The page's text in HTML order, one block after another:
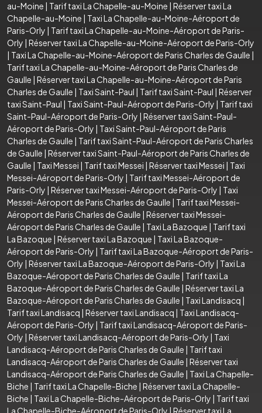
au-Moine | Tarif taxi La Chapelle-au-Moine | Réserver taxi La
Chapelle-au-Moine | Taxi La Chapelle-au-Moine-Aéroport de
Paris-Orly | Tarif taxi La Chapelle-au-Moine-Aéroport de Paris-
Orly | Réserver taxi La Chapelle-au-Moine-Aéroport de Paris-Orly
| Taxi La Chapelle-au-Moine-Aéroport de Paris Charles de Gaulle |
Tarif taxi La Chapelle-au-Moine-Aéroport de Paris Charles de
Gaulle | Réserver taxi La Chapelle-au-Moine-Aéroport de Paris
Charles de Gaulle | Taxi Saint-Paul | Tarif taxi Saint-Paul | Réserver
taxi Saint-Paul | Taxi Saint-Paul-Aéroport de Paris-Orly | Tarif taxi
Saint-Paul-Aéroport de Paris-Orly | Réserver taxi Saint-Paul-
Aéroport de Paris-Orly | Taxi Saint-Paul-Aéroport de Paris
Charles de Gaulle | Tarif taxi Saint-Paul-Aéroport de Paris Charles
de Gaulle | Réserver taxi Saint-Paul-Aéroport de Paris Charles de
Gaulle | Taxi Messei | Tarif taxi Messei | Réserver taxi Messei | Taxi
Messei-Aéroport de Paris-Orly | Tarif taxi Messei-Aéroport de
Paris-Orly | Réserver taxi Messei-Aéroport de Paris-Orly | Taxi
Messei-Aéroport de Paris Charles de Gaulle | Tarif taxi Messei-
Aéroport de Paris Charles de Gaulle | Réserver taxi Messei-
Aéroport de Paris Charles de Gaulle | Taxi La Bazoque | Tarif taxi
La Bazoque | Réserver taxi La Bazoque | Taxi La Bazoque-
Aéroport de Paris-Orly | Tarif taxi La Bazoque-Aéroport de Paris-
Orly | Réserver taxi La Bazoque-Aéroport de Paris-Orly | Taxi La
Bazoque-Aéroport de Paris Charles de Gaulle | Tarif taxi La
Bazoque-Aéroport de Paris Charles de Gaulle | Réserver taxi La
Bazoque-Aéroport de Paris Charles de Gaulle | Taxi Landisacq |
Tarif taxi Landisacq | Réserver taxi Landisacq | Taxi Landisacq-
Aéroport de Paris-Orly | Tarif taxi Landisacq-Aéroport de Paris-
Orly | Réserver taxi Landisacq-Aéroport de Paris-Orly | Taxi
Landisacq-Aéroport de Paris Charles de Gaulle | Tarif taxi
Landisacq-Aéroport de Paris Charles de Gaulle | Réserver taxi
Landisacq-Aéroport de Paris Charles de Gaulle | Taxi La Chapelle-
Biche | Tarif taxi La Chapelle-Biche | Réserver taxi La Chapelle-
Biche | Taxi La Chapelle-Biche-Aéroport de Paris-Orly | Tarif taxi
La Chapelle-Biche-Aéroport de Paris-Orly | Réserver taxi La